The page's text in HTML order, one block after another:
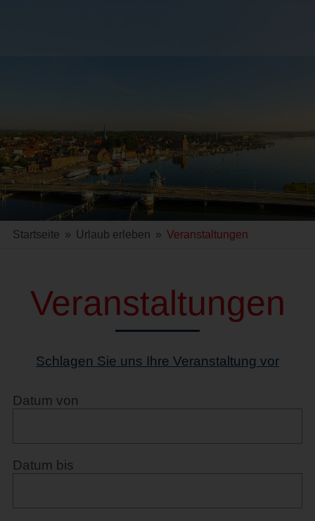
Startseite » Urlaub erleben » Veranstaltungen
Veranstaltungen
Schlagen Sie uns Ihre Veranstaltung vor
Datum von
Datum bis